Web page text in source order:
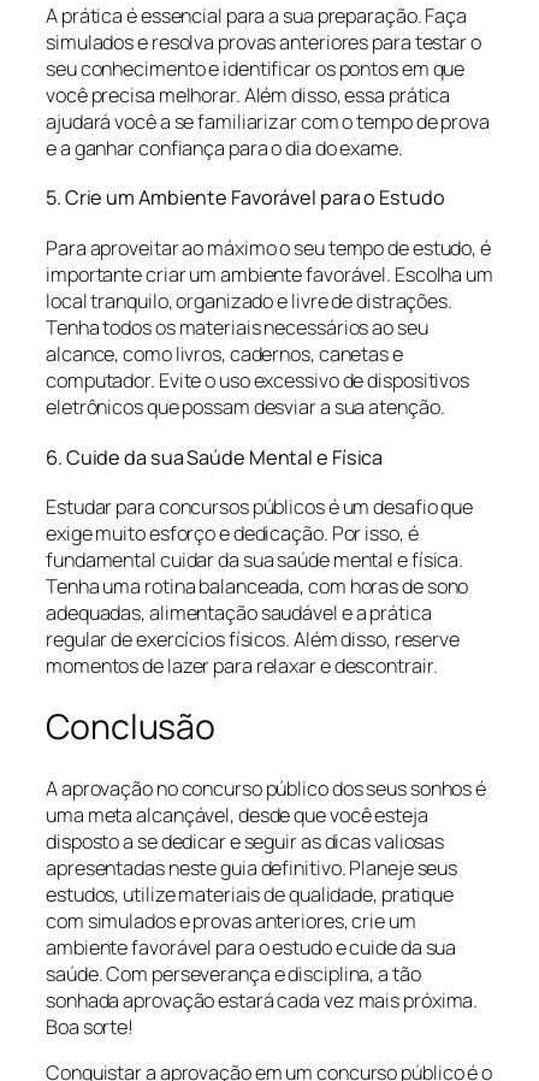
A prática é essencial para a sua preparação. Faça
simulados e resolva provas anteriores para testar o
seu conhecimento e identificar os pontos em que
você precisa melhorar. Além disso, essa prática
ajudará você a se familiarizar com o tempo de prova
e a ganhar confiança para o dia do exame.
5. Crie um Ambiente Favorável para o Estudo
Para aproveitar ao máximo o seu tempo de estudo, é
importante criar um ambiente favorável. Escolha um
local tranquilo, organizado e livre de distrações.
Tenha todos os materiais necessários ao seu
alcance, como livros, cadernos, canetas e
computador. Evite o uso excessivo de dispositivos
eletrônicos que possam desviar a sua atenção.
6. Cuide da sua Saúde Mental e Física
Estudar para concursos públicos é um desafio que
exige muito esforço e dedicação. Por isso, é
fundamental cuidar da sua saúde mental e física.
Tenha uma rotina balanceada, com horas de sono
adequadas, alimentação saudável e a prática
regular de exercícios físicos. Além disso, reserve
momentos de lazer para relaxar e descontrair.
Conclusão
A aprovação no concurso público dos seus sonhos é
uma meta alcançável, desde que você esteja
disposto a se dedicar e seguir as dicas valiosas
apresentadas neste guia definitivo. Planeje seus
estudos, utilize materiais de qualidade, pratique
com simulados e provas anteriores, crie um
ambiente favorável para o estudo e cuide da sua
saúde. Com perseverança e disciplina, a tão
sonhada aprovação estará cada vez mais próxima.
Boa sorte!
Conquistar a aprovação em um concurso público é o